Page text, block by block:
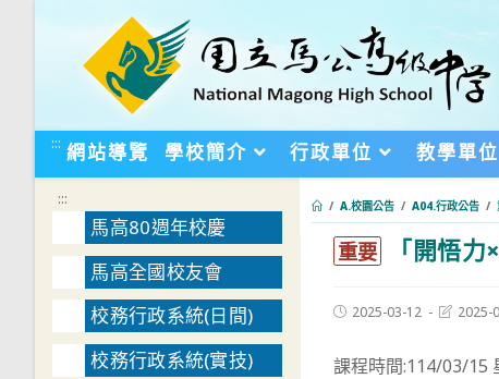
::: 網站導覽 學校簡介 行政單位 教學單位
/ A.校園公告 / A04.行政公告 /
重要 「開悟
Post2025-03-12
Post2025-
課程時間:114/03/15
:::
馬高80週年校慶
馬高全國校友會
校務行政系統(日間)
校務行政系統(實技)